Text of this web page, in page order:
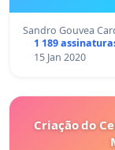
Sandro Gouvea
1 189
15 Jan 2020
Criação do